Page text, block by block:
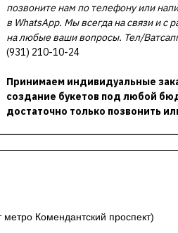
позвоните нам по телефону или
в WhatsApp. Мы всегда на связи и с
на любые ваши вопросы. Тел/
(931) 210-10-24
Принимаем индивидуальные
создание букетов под любой
достаточно только позвонить
Комендантский проспект)